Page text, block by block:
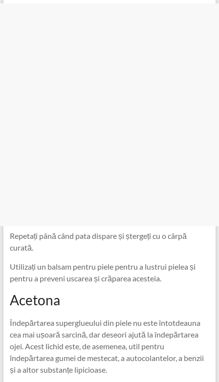
Repetați până când pata dispare și ștergeți cu o cârpă
curată.
Utilizați un balsam pentru piele pentru a lustrui pielea și
pentru a preveni uscarea și crăparea acesteia.
Acetona
Îndepărtarea superglueului din piele nu este întotdeauna
cea mai ușoară sarcină, dar deseori ajută la îndepărtarea
ojei. Acest lichid este, de asemenea, util pentru
îndepărtarea gumei de mestecat, a autocolantelor, a benzii
și a altor substanțe lipicioase.